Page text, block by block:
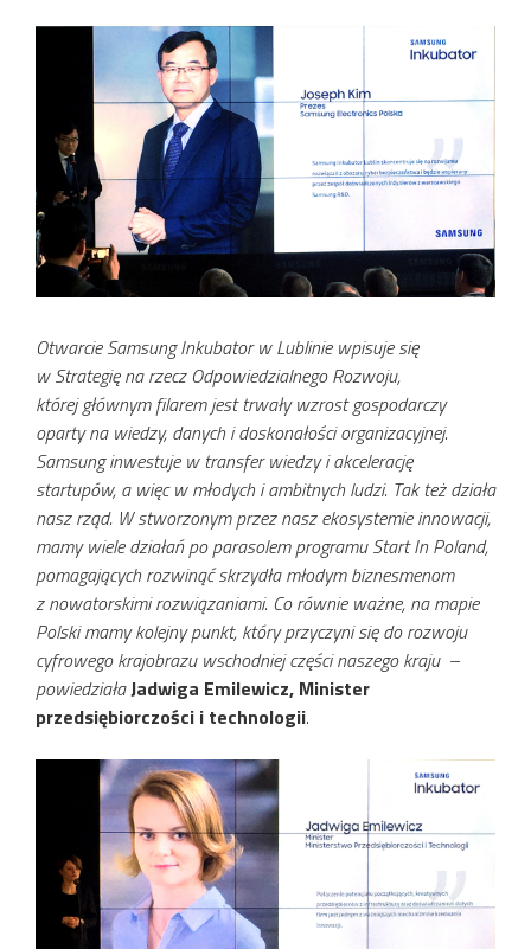
Otwarcie Samsung Inkubator w Lublinie wpisuje się
w Strategię na rzecz Odpowiedzialnego Rozwoju,
której głównym filarem jest trwały wzrost gospodarczy
oparty na wiedzy, danych i doskonałości organizacyjnej.
Samsung inwestuje w transfer wiedzy i akcelerację
startupów, a więc w młodych i ambitnych ludzi. Tak też działa
nasz rząd. W stworzonym przez nasz ekosystemie innowacji,
mamy wiele działań po parasolem programu Start In Poland,
pomagających rozwinąć skrzydła młodym biznesmenom
z nowatorskimi rozwiązaniami. Co równie ważne, na mapie
Polski mamy kolejny punkt, który przyczyni się do rozwoju
cyfrowego krajobrazu wschodniej części naszego kraju –
powiedziałaJadwiga Emilewicz, Minister
przedsiębiorczości i technologii.